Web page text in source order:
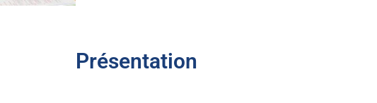
Présentation